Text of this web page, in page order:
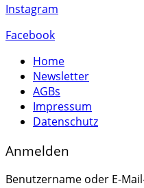
Instagram
Facebook
Home
Newsletter
AGBs
Impressum
Datenschutz
Anmelden
Benutzername oder E-